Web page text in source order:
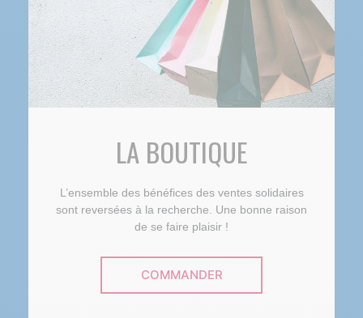
LA BOUTIQUE
L’ensemble des bénéfices des ventes solidaires
sont reversées à la recherche. Une bonne raison
de se faire plaisir !
COMMANDER